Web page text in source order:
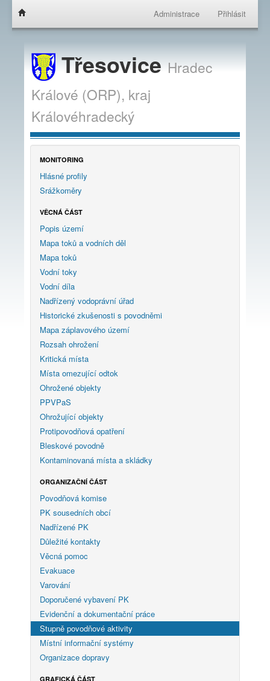
Administrace Přihlásit
TřesoviceHradec
Králové (ORP), kraj
Královéhradecký
MONITORING
Hlásné profily
Srážkoměry
VĚCNÁ ČÁST
Popis území
Mapa toků a vodních děl
Mapa toků
Vodní toky
Vodní díla
Nadřízený vodoprávní úřad
Historické zkušenosti s povodněmi
Mapa záplavového území
Rozsah ohrožení
Kritická místa
Místa omezující odtok
Ohrožené objekty
PPVPaS
Ohrožující objekty
Protipovodňová opatření
Bleskové povodně
Kontaminovaná místa a skládky
ORGANIZAČNÍ ČÁST
Povodňová komise
PK sousedních obcí
Nadřízené PK
Důležité kontakty
Věcná pomoc
Evakuace
Varování
Doporučené vybavení PK
Evidenční a dokumentační práce
Stupně povodňové aktivity
Místní informační systémy
Organizace dopravy
GRAFICKÁ ČÁST